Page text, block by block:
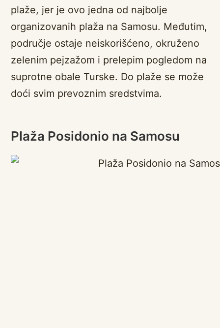
plaže, jer je ovo jedna od najbolje
organizovanih plaža na Samosu. Međutim,
područje ostaje neiskorišćeno, okruženo
zelenim pejzažom i prelepim pogledom na
suprotne obale Turske. Do plaže se može
doći svim prevoznim sredstvima.
Plaža Posidonio na Samosu